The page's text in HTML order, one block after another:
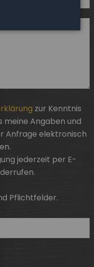
zur Kenntnis
meine Angaben und
Anfrage elektronisch
jederzeit per E-
Pflichtfelder.